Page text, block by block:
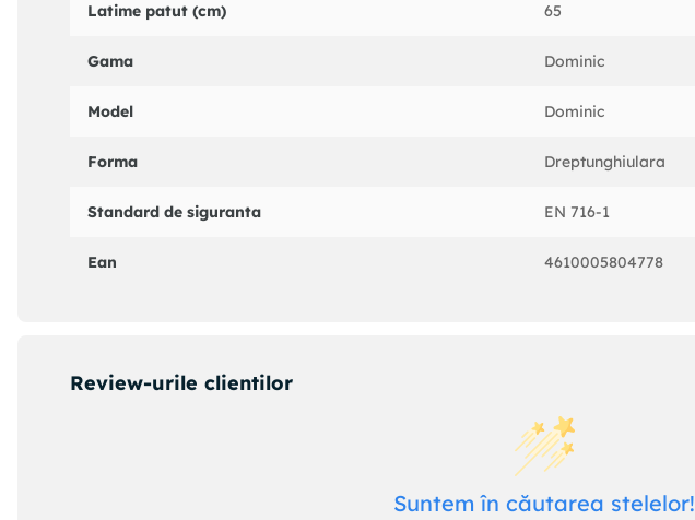
Latime patut (cm) 65
Gama Dominic
Model Dominic
Forma Dreptunghiulara
Standard de siguranta EN 716-1
Ean 4610005804778
Review-urile clientilor
Suntem în căutarea stelelor!